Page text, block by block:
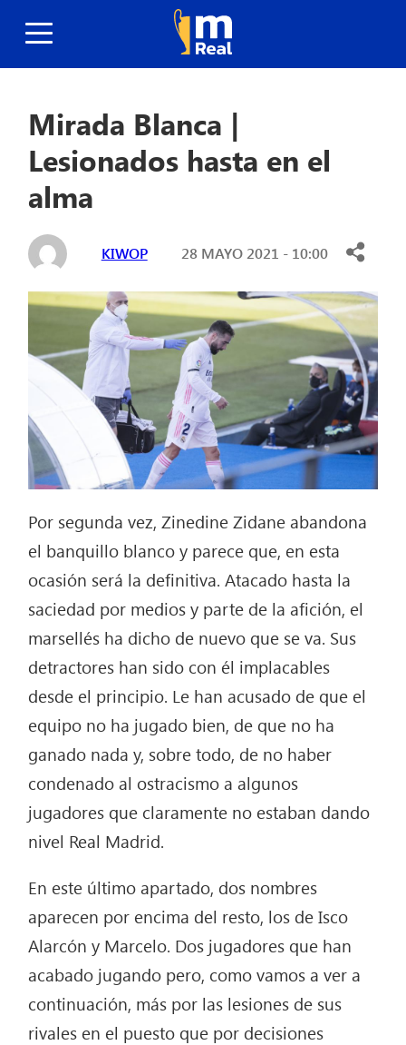
Mirada Blanca |
Lesionados hasta en el
alma
KIWOP 28 MAYO 2021 - 10:00
Por segunda vez, Zinedine Zidane abandona
el banquillo blanco y parece que, en esta
ocasión será la definitiva. Atacado hasta la
saciedad por medios y parte de la afición, el
marsellés ha dicho de nuevo que se va. Sus
detractores han sido con él implacables
desde el principio. Le han acusado de que el
equipo no ha jugado bien, de que no ha
ganado nada y, sobre todo, de no haber
condenado al ostracismo a algunos
jugadores que claramente no estaban dando
nivel Real Madrid.
En este último apartado, dos nombres
aparecen por encima del resto, los de Isco
Alarcón y Marcelo. Dos jugadores que han
acabado jugando pero, como vamos a ver a
continuación, más por las lesiones de sus
rivales en el puesto que por decisiones